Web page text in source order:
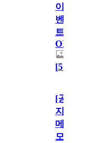
이
벤
트
OPEN!
[5]
[공
지]
메
모